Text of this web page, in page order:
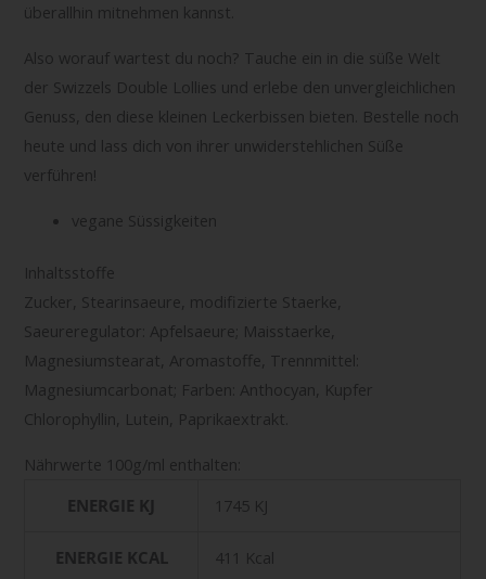
überallhin mitnehmen kannst.
Also worauf wartest du noch? Tauche ein in die süße Welt
der Swizzels Double Lollies und erlebe den unvergleichlichen
Genuss, den diese kleinen Leckerbissen bieten. Bestelle noch
heute und lass dich von ihrer unwiderstehlichen Süße
verführen!
vegane Süssigkeiten
Inhaltsstoffe
Zucker, Stearinsaeure, modifizierte Staerke,
Saeureregulator: Apfelsaeure; Maisstaerke,
Magnesiumstearat, Aromastoffe, Trennmittel:
Magnesiumcarbonat; Farben: Anthocyan, Kupfer
Chlorophyllin, Lutein, Paprikaextrakt.
Nährwerte 100g/ml enthalten:
ENERGIE KJ
1745 KJ
ENERGIE KCAL 411 Kcal